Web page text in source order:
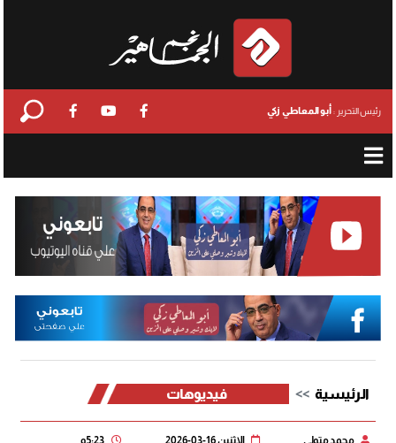
رئيس التحرير : أبو المعاطي زكي
الرئيسية فيديوهات
محمد متولي الإثنين 16-03-2026 5:23 م